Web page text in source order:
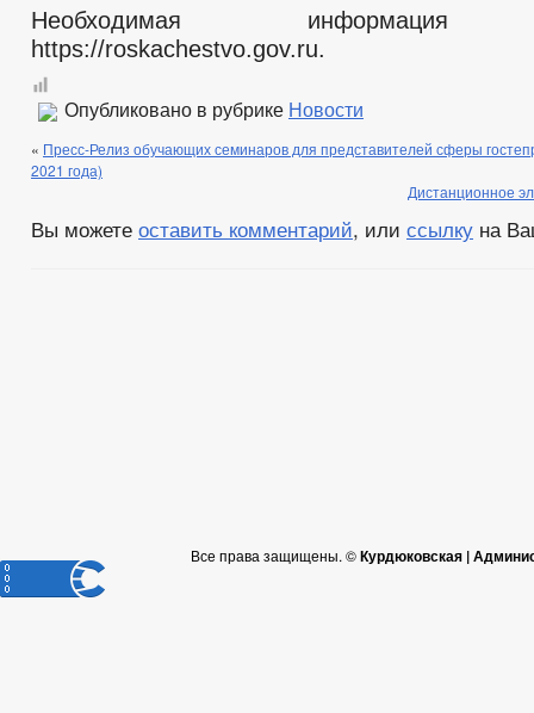
ПРИЕМ ГРАЖДАН
ОБРАЩЕНИЕ К ГЛАВЕ
ИНТЕРНЕТ
ОБЗОРЫ ОБРАЩЕНИЙ ГРАЖДАН
Необходимая информация
https://roskachestvo.gov.ru.
Опубликовано в рубрике Новости
« Пресс-Релиз обучающих семинаров для представителей сферы
2021 года)
Дистанционное
Вы можете оставить комментарий, или ссылку на
Все права защищены. ©Курдюковская |